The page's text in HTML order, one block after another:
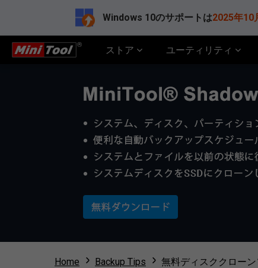
Windows 10のサポートは2025年10
ストア ユーティリティ
Home Backup Tips 無料ディスククローン